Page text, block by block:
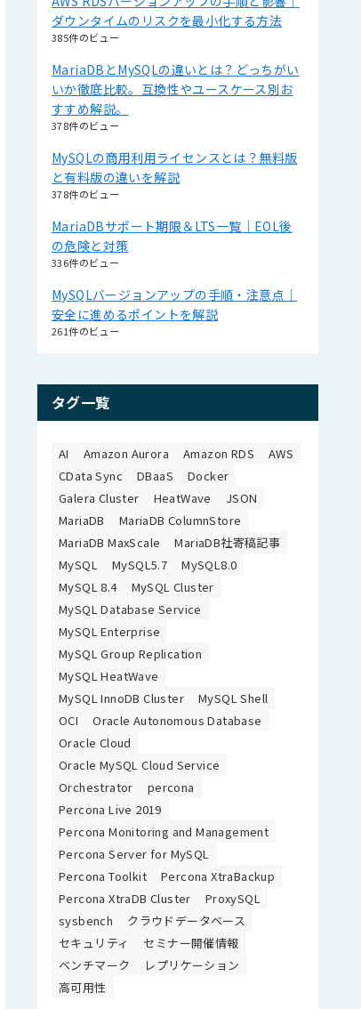
ダウンタイムのリスクを最小化する方法
385件のビュー
MariaDBとMySQLの違いとは？どっちがい
いか徹底比較。互換性やユースケース別お
すすめ解説。
378件のビュー
MySQLの商用利用ライセンスとは？無料版
と有料版の違いを解説
378件のビュー
MariaDBサポート期限＆LTS一覧｜EOL後
の危険と対策
336件のビュー
MySQLバージョンアップの手順・注意点｜
安全に進めるポイントを解説
261件のビュー
タグ一覧
AI Amazon Aurora Amazon RDS
AWS
CData Sync
DBaaS
Docker
Galera Cluster
HeatWave
JSON
MariaDB
MariaDB ColumnStore
MariaDB MaxScale
MariaDB社寄稿記事
MySQL
MySQL5.7
MySQL8.0
MySQL 8.4
MySQL Cluster
MySQL Database Service
MySQL Enterprise
MySQL Group Replication
MySQL HeatWave
MySQL InnoDB Cluster
MySQL Shell
OCI
Oracle Autonomous Database
Oracle Cloud
Oracle MySQL Cloud Service
Orchestrator
percona
Percona Live 2019
Percona Monitoring and Management
Percona Server for MySQL
Percona Toolkit
Percona XtraBackup
Percona XtraDB Cluster
ProxySQL
sysbench
クラウドデータベース
セキュリティ
セミナー開催情報
ベンチマーク
レプリケーション
高可用性